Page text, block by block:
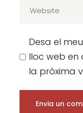
Desa el
lloc web
la pròxima
Envia un